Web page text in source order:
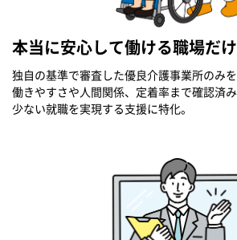
本当に安心して働ける職場だ
独自の基準で審査した優良介護事業所のみを
働きやすさや人間関係、定着率まで確認済
少ない就職を実現する支援に特化。